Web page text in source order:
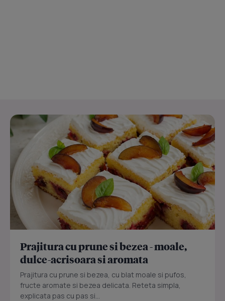
Prajitura cu prune si bezea - moale,
dulce-acrisoara si aromata
Prajitura cu prune si bezea, cu blat moale si pufos,
fructe aromate si bezea delicata. Reteta simpla,
explicata pas cu pas si...